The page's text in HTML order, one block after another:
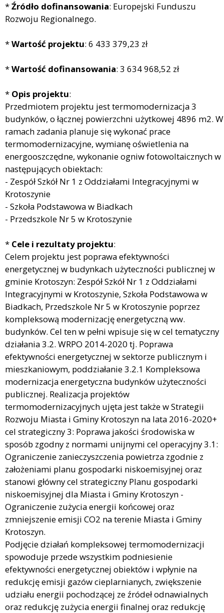
*Źródło dofinansowania: Europejski Funduszu
Rozwoju Regionalnego.
*Wartość projektu: 6 433 379,23 zł
*Wartość dofinansowania: 3 634 968,52 zł
* Opis projektu:
Przedmiotem projektu jest termomodernizacja 3
budynków, o łącznej powierzchni użytkowej 4896 m2. W
ramach zadania planuje się wykonać prace
termomodernizacyjne, wymianę oświetlenia na
energooszczędne, wykonanie ogniw fotowoltaicznych w
następujących obiektach:
- Zespół Szkół Nr 1 z Oddziałami Integracyjnymi w
Krotoszynie
- Szkoła Podstawowa w Biadkach
- Przedszkole Nr 5 w Krotoszynie
* Cele i rezultaty projektu:
Celem projektu jest poprawa efektywności
energetycznej w budynkach użyteczności publicznej w
gminie Krotoszyn: Zespół Szkół Nr 1 z Oddziałami
Integracyjnymi w Krotoszynie, Szkoła Podstawowa w
Biadkach, Przedszkole Nr 5 w Krotoszynie poprzez
kompleksową modernizację energetyczną ww.
budynków. Cel ten w pełni wpisuje się w cel tematyczny
działania 3.2. WRPO 2014-2020 tj. Poprawa
efektywności energetycznej w sektorze publicznym i
mieszkaniowym, poddziałanie 3.2.1 Kompleksowa
modernizacja energetyczna budynków użyteczności
publicznej. Realizacja projektów
termomodernizacyjnych ujęta jest także w Strategii
Rozwoju Miasta i Gminy Krotoszyn na lata 2016-2020+
cel strategiczny 3: Poprawa jakości środowiska w
sposób zgodny z normami unijnymi cel operacyjny 3.1:
Ograniczenie zanieczyszczenia powietrza zgodnie z
założeniami planu gospodarki niskoemisyjnej oraz
stanowi główny cel strategiczny Planu gospodarki
niskoemisyjnej dla Miasta i Gminy Krotoszyn -
Ograniczenie zużycia energii końcowej oraz
zmniejszenie emisji CO2 na terenie Miasta i Gminy
Krotoszyn.
Podjęcie działań kompleksowej termomodernizacji
spowoduje przede wszystkim podniesienie
efektywności energetycznej obiektów i wpłynie na
redukcję emisji gazów cieplarnianych, zwiększenie
udziału energii pochodzącej ze źródeł odnawialnych
oraz redukcję zużycia energii finalnej oraz redukcję